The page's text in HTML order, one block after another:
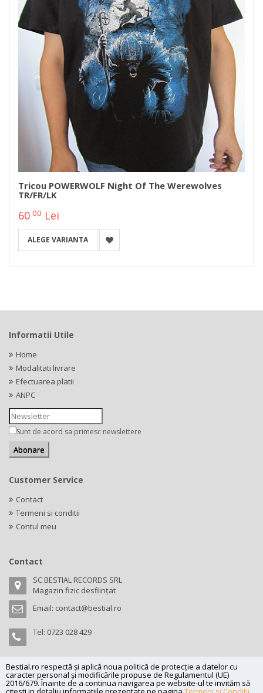
Tricou POWERWOLF Night Of The Werewolves
TR/FR/LK
60 00 Lei
ALEGE VARIANTA
Bestial.ro respectă și aplică noua politică de protecție a datelor cu
caracter personal și modificările propuse de Regulamentul (UE)
2016/679. Înainte de a continua navigarea pe website-ul te invităm să
Informatii Utile
Home
Modalitati livrare
Efectuarea platii
ANPC
Sunt de acord sa primesc newslettere
Customer Service
Contact
Termeni si conditii
Contul meu
Contact
SC BESTIAL RECORDS SRL
Magazin fizic desființat
Email: contact@bestial.ro
Tel: 0723 028 429
Copyright (C) 2026bestial.ro -All rights reserved.